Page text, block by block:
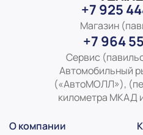
+7 925
Магазин
+7 964
Сервис
Автомобильный
(«АвтоМОЛЛ»),
километра МКАД
О компании